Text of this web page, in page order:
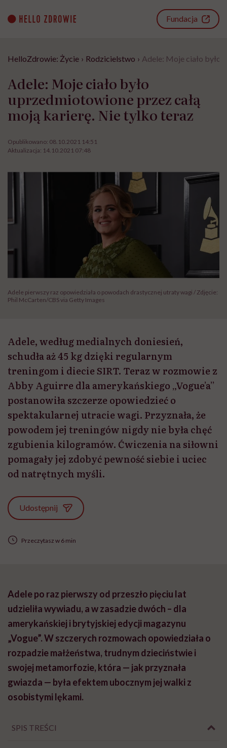
content
Fundacja
HelloZdrowie: Życie › Rodzicielstwo › Adele: Moje ciało było
Adele: Moje ciało było
uprzedmiotowione przez całą
moją karierę. Nie tylko teraz
Opublikowano: 08.10.2021 14:51
Aktualizacja: 14.10.2021 07:48
Adele pierwszy raz opowiedziała o powodach drastycznej utraty wagi / Zdjęcie:
Phil McCarten/CBS via Getty Images
Adele, według medialnych doniesień,
schudła aż 45 kg dzięki regularnym
treningom i diecie SIRT. Teraz w rozmowie z
Abby Aguirre dla amerykańskiego „Vogue’a”
postanowiła szczerze opowiedzieć o
spektakularnej utracie wagi. Przyznała, że
powodem jej treningów nigdy nie była chęć
zgubienia kilogramów. Ćwiczenia na siłowni
pomagały jej zdobyć pewność siebie i uciec
od natrętnych myśli.
Udostępnij
Przeczytasz w 6 min
Adele po raz pierwszy od przeszło pięciu lat
udzieliła wywiadu, a w zasadzie dwóch – dla
amerykańskiej i brytyjskiej edycji magazynu
„Vogue”. W szczerych rozmowach opowiedziała o
rozpadzie małżeństwa, trudnym dzieciństwie i
swojej metamorfozie, która — jak przyznała
gwiazda — była efektem ubocznym jej walki z
osobistymi lękami.
SPIS TREŚCI